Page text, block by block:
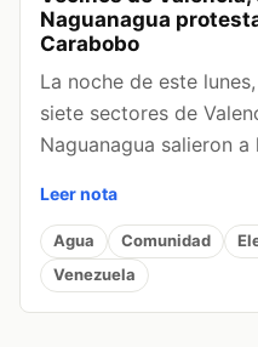
Naguanagua
Carabobo
La noche de este
siete sectores de
Naguanagua salieron
Leer nota
Agua Comunidad
Venezuela